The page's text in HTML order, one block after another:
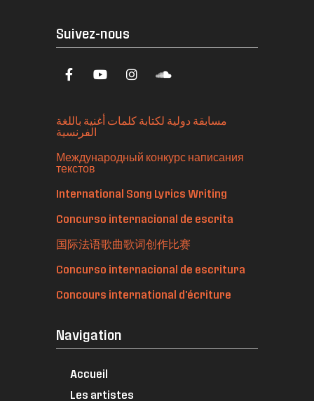
Suivez-nous
مسابقة دولية لكتابة كلمات أغنية باللغة
الفرنسية
Международный конкурс написания
текстов
International Song Lyrics Writing
Concurso internacional de escrita
国际法语歌曲歌词创作比赛
Concurso internacional de escritura
Concours international d'écriture
Navigation
Accueil
Les artistes